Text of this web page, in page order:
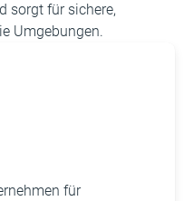
sorgt für sichere,
Umgebungen.
für